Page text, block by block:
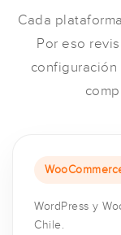
Cada
Por eso
WordPress y
Chile.